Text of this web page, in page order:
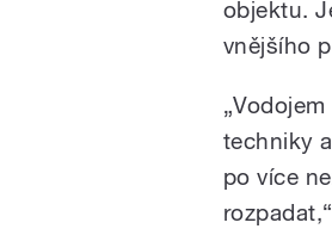
objektu.
vnějšího
techniky
po více